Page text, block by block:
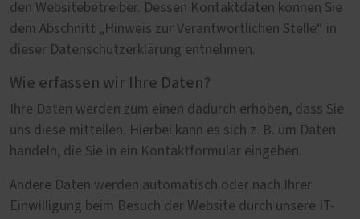
den Websitebetreiber. Dessen Kontaktdaten können Sie
dem Abschnitt „Hinweis zur Verantwortlichen Stelle“ in
dieser Datenschutzerklärung entnehmen.
Wie erfassen wir Ihre Daten?
Ihre Daten werden zum einen dadurch erhoben, dass Sie
uns diese mitteilen. Hierbei kann es sich z. B. um Daten
handeln, die Sie in ein Kontaktformular eingeben.
Andere Daten werden automatisch oder nach Ihrer
Einwilligung beim Besuch der Website durch unsere IT-